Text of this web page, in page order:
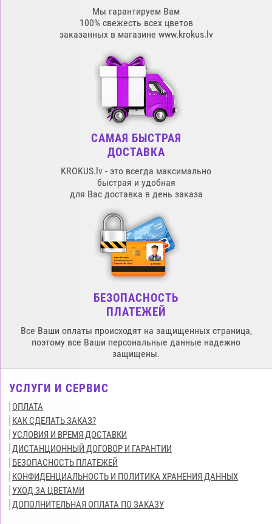
Мы гарантируем Вам
100% свежесть всех цветов
заказанных в магазине www.krokus.lv
САМАЯ БЫСТРАЯ
ДОСТАВКА
KROKUS.lv - это всегда максимально
быстрая и удобная
для Вас доставка в день заказа
БЕЗОПАСНОСТЬ
ПЛАТЕЖЕЙ
Все Ваши оплаты происходят на защищенных страница,
поэтому все Ваши персональные данные надежно
защищены.
УСЛУГИ И СЕРВИС
ОПЛАТА
КАК СДЕЛАТЬ ЗАКАЗ?
УСЛОВИЯ И ВРЕМЯ ДОСТАВКИ
ДИСТАНЦИОННЫЙ ДОГОВОР И ГАРАНТИИ
БЕЗОПАСНОСТЬ ПЛАТЕЖЕЙ
КОНФИДЕНЦИАЛЬНОСТЬ И ПОЛИТИКА ХРАНЕНИЯ ДАННЫХ
УХОД ЗА ЦВЕТАМИ
ДОПОЛНИТЕЛЬНАЯ ОПЛАТА ПО ЗАКАЗУ